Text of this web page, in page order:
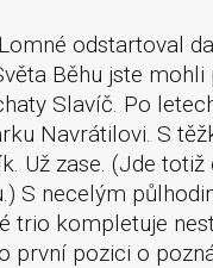
odstartoval
Běhu jste
Slavíč. Po
Navrátilovi. S
Už zase. (Jde
S necelým
trio kompletuje
první pozici o